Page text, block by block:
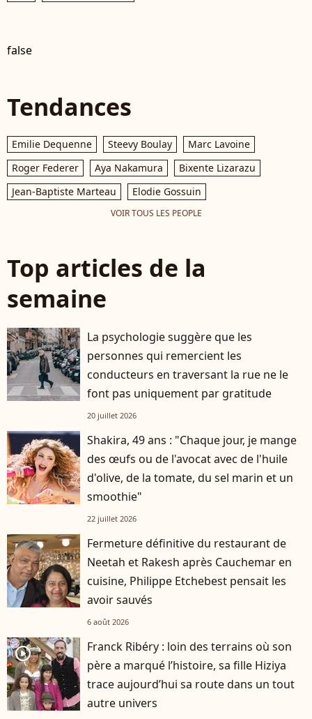
false
Tendances
Emilie Dequenne Steevy Boulay
Marc Lavoine
Roger Federer
Aya Nakamura
Bixente Lizarazu
Jean-Baptiste Marteau
Elodie Gossuin
VOIR TOUS LES PEOPLE
Top articles de la
semaine
La psychologie suggère que les
personnes qui remercient les
conducteurs en traversant la rue ne le
font pas uniquement par gratitude
20 juillet 2026
Shakira, 49 ans : "Chaque jour, je mange
des œufs ou de l'avocat avec de l'huile
d'olive, de la tomate, du sel marin et un
smoothie"
22 juillet 2026
Fermeture définitive du restaurant de
Neetah et Rakesh après Cauchemar en
cuisine, Philippe Etchebest pensait les
avoir sauvés
6 août 2026
player2
Franck Ribéry : loin des terrains où son
père a marqué l’histoire, sa fille Hiziya
trace aujourd’hui sa route dans un tout
autre univers